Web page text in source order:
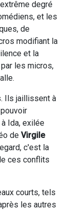
degré
et les
de
modifiant la
et la
les micros,
Ils jaillissent à
Ida, exilée
de Virgile
c'est la
ces conflits
courts, tels
les autres